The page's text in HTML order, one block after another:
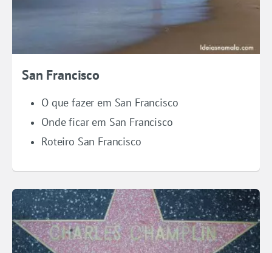
San Francisco
O que fazer em San Francisco
Onde ficar em San Francisco
Roteiro San Francisco